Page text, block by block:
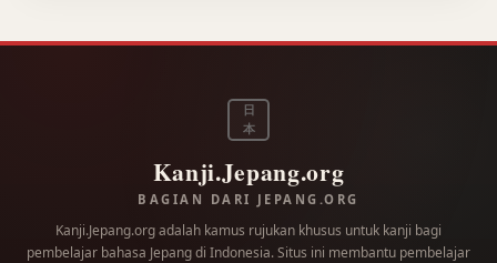
日
本
Kanji.Jepang.org
BAGIAN DARI JEPANG.ORG
Kanji.Jepang.org adalah kamus rujukan khusus untuk kanji bagi
pembelajar bahasa Jepang di Indonesia. Situs ini membantu pembelajar